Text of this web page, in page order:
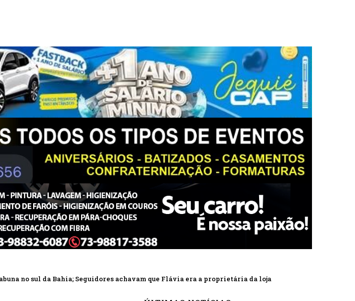
no sul da Bahia; Seguidores achavam que Flávia era a proprietária da loja